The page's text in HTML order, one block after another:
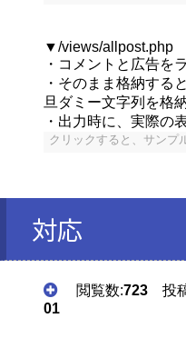
▼/views/allpost.php
・コメントと広告を
・そのまま格納する
旦ダミー文字列を格
・出力時に、実際の
クリックすると、サンプ
対応
閲覧数:723 投
01